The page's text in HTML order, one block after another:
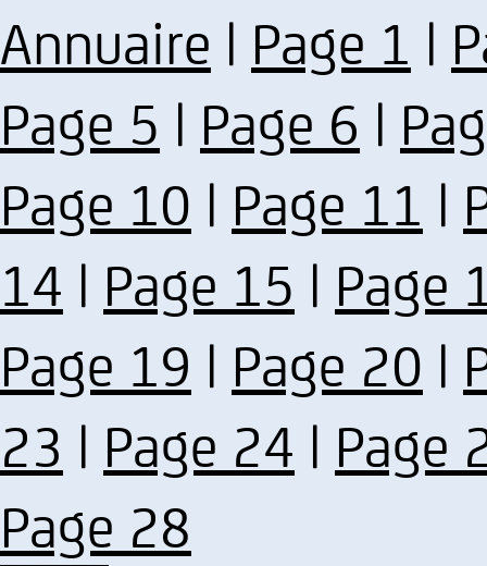
Annuaire | Page 1 |
Page 5 | Page 6 |
Page 10 | Page 11 |
14 | Page 15 | Page
Page 19 | Page 20 |
23 | Page 24 | Page
Page 28